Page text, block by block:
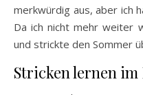
merkwürdig aus, aber ich
Da ich nicht mehr weiter
und strickte den Sommer
Stricken lernen im